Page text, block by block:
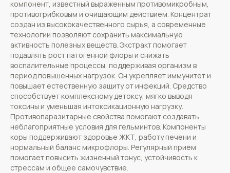
компонент, известный выраженным противомикробным,
противогрибковым и очищающим действием. Концентрат
создан из высококачественного сырья, а современные
технологии позволяют сохранить максимальную
активность полезных веществ. Экстракт помогает
подавлять рост патогенной флоры и снижать
воспалительные процессы, поддерживая организм в
период повышенных нагрузок. Он укрепляет иммунитет и
повышает естественную защиту от инфекций. Средство
способствует комплексному детоксу, мягко выводя
токсины и уменьшая интоксикационную нагрузку.
Противопаразитарные свойства помогают создавать
неблагоприятные условия для гельминтов. Компоненты
коры поддерживают здоровье ЖКТ, работу печени и
нормальный баланс микрофлоры. Регулярный приём
помогает повысить жизненный тонус, устойчивость к
стрессам и общее самочувствие.